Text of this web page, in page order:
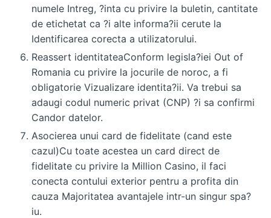
numele Intreg, ?inta cu privire la buletin, cantitate
de etichetat ca ?i alte informa?ii cerute la
Identificarea corecta a utilizatorului.
Reassert identitateaConform legisla?iei Out of
Romania cu privire la jocurile de noroc, a fi
obligatorie Vizualizare identita?ii. Va trebui sa
adaugi codul numeric privat (CNP) ?i sa confirmi
Candor datelor.
Asocierea unui card de fidelitate (cand este
cazul)Cu toate acestea un card direct de
fidelitate cu privire la Million Casino, il faci
conecta contului exterior pentru a profita din
cauza Majoritatea avantajele intr-un singur spa?
iu.